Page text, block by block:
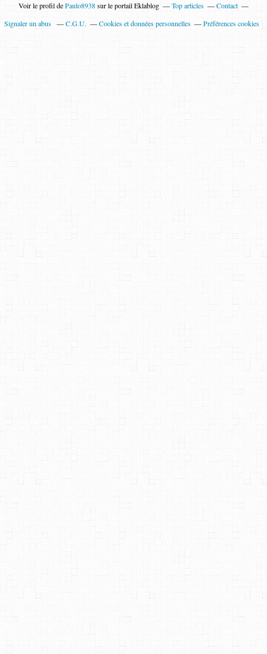
Voir le profil dePaulo8938sur le portail Eklablog Top articles
Contact
Signaler un abus
C.G.U. Cookies et données personnelles Préférences cookies